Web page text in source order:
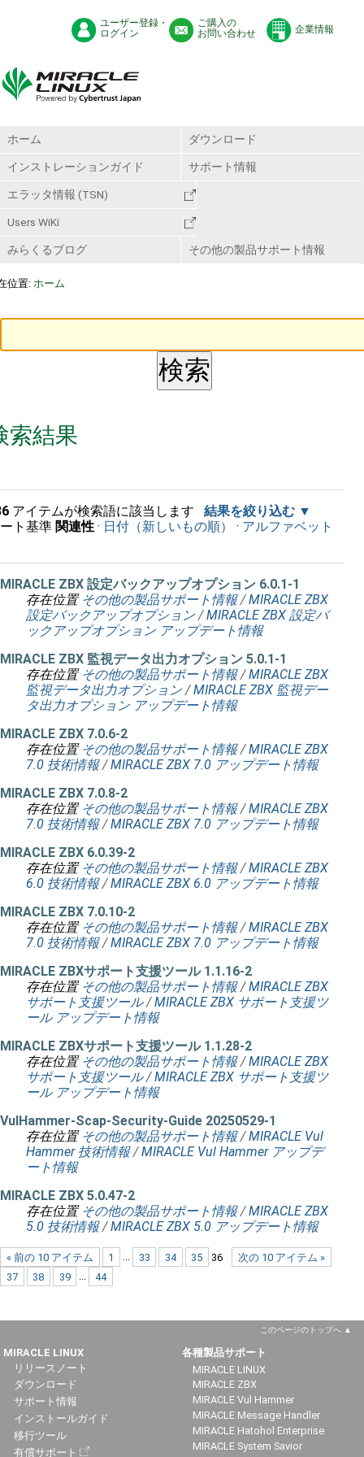
ユーザー登録・
ログイン
ご購入の
お問い合わせ
企業情報
ホーム ダウンロード
インストレーションガイド サポート情報
エラッタ情報 (TSN)
Users WiKi
みらくるブログ その他の製品サポート情報
位置: ホーム
索結果
アイテムが検索語に該当します
結果を絞り込む
ト基準 関連性 · 日付（新しいもの順） · アルファベット
MIRACLE ZBX 設定バックアップオプション 6.0.1-1
存在位置 その他の製品サポート情報 /MIRACLE ZBX
設定バックアップオプション /MIRACLE ZBX 設定バ
ックアップオプション アップデート情報
MIRACLE ZBX 監視データ出力オプション 5.0.1-1
存在位置 その他の製品サポート情報 /MIRACLE ZBX
監視データ出力オプション /MIRACLE ZBX 監視デー
タ出力オプション アップデート情報
MIRACLE ZBX 7.0.6-2
存在位置 その他の製品サポート情報 /MIRACLE ZBX
7.0 技術情報 /MIRACLE ZBX 7.0 アップデート情報
MIRACLE ZBX 7.0.8-2
存在位置 その他の製品サポート情報 /MIRACLE ZBX
7.0 技術情報 /MIRACLE ZBX 7.0 アップデート情報
MIRACLE ZBX 6.0.39-2
存在位置 その他の製品サポート情報 /MIRACLE ZBX
6.0 技術情報 /MIRACLE ZBX 6.0 アップデート情報
MIRACLE ZBX 7.0.10-2
存在位置 その他の製品サポート情報 /MIRACLE ZBX
7.0 技術情報 /MIRACLE ZBX 7.0 アップデート情報
MIRACLE ZBXサポート支援ツール 1.1.16-2
存在位置 その他の製品サポート情報 /MIRACLE ZBX
サポート支援ツール /MIRACLE ZBX サポート支援ツ
ール アップデート情報
MIRACLE ZBXサポート支援ツール 1.1.28-2
存在位置 その他の製品サポート情報 /MIRACLE ZBX
サポート支援ツール /MIRACLE ZBX サポート支援ツ
ール アップデート情報
VulHammer-Scap-Security-Guide 20250529-1
存在位置 その他の製品サポート情報 /MIRACLE Vul
Hammer 技術情報 /MIRACLE Vul Hammer アップデ
ート情報
MIRACLE ZBX 5.0.47-2
存在位置 その他の製品サポート情報 /MIRACLE ZBX
5.0 技術情報 /MIRACLE ZBX 5.0 アップデート情報
« 前の 10 アイテム 次の 10 アイテム »
1 ... 33 34 35
36
37
38 39 ... 44
このページのトップへ
MIRACLE LINUX
リリースノート
ダウンロード
サポート情報
インストールガイド
移行ツール
有償サポート
各種製品サポート
MIRACLE LINUX
MIRACLE ZBX
MIRACLE Vul Hammer
MIRACLE Message Handler
MIRACLE Hatohol Enterprise
MIRACLE System Savior